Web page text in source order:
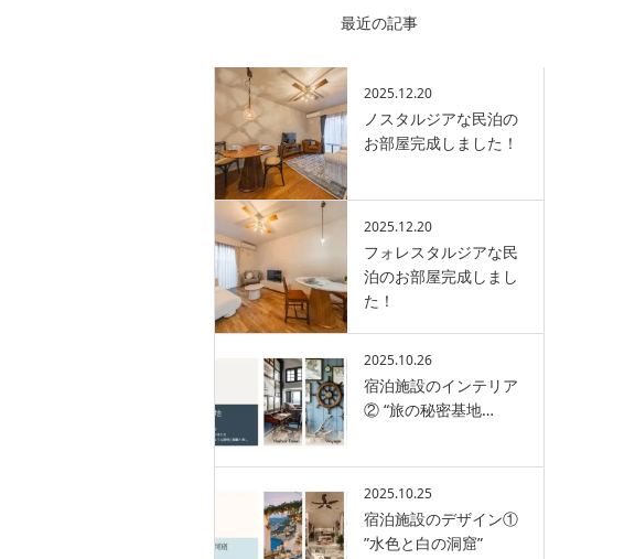
最近の記事
2025.12.20
ノスタルジアな民泊の
お部屋完成しました！
2025.12.20
フォレスタルジアな民
泊のお部屋完成しまし
た！
2025.10.26
宿泊施設のインテリア
② “旅の秘密基地…
2025.10.25
宿泊施設のデザイン①
”水色と白の洞窟”